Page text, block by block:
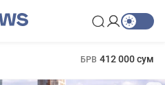
БРВ 412 000 сум